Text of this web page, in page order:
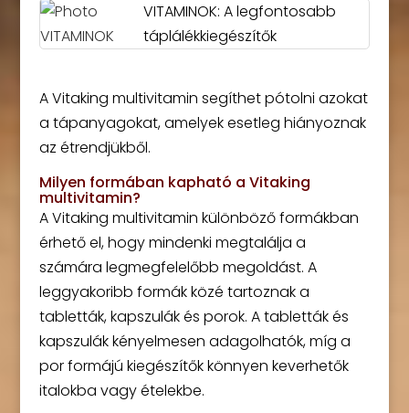
VITAMINOK: A legfontosabb
táplálékkiegészítők
A Vitaking multivitamin segíthet pótolni azokat
a tápanyagokat, amelyek esetleg hiányoznak
az étrendjükből.
Milyen formában kapható a Vitaking
multivitamin?
A Vitaking multivitamin különböző formákban
érhető el, hogy mindenki megtalálja a
számára legmegfelelőbb megoldást. A
leggyakoribb formák közé tartoznak a
tabletták, kapszulák és porok. A tabletták és
kapszulák kényelmesen adagolhatók, míg a
por formájú kiegészítők könnyen keverhetők
italokba vagy ételekbe.